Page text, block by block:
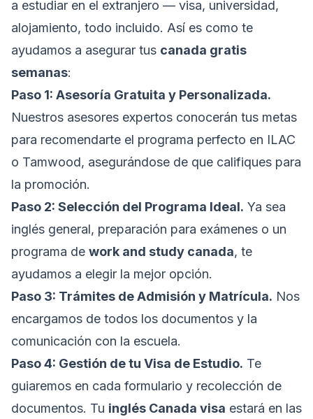
a estudiar en el extranjero — visa, universidad,
alojamiento, todo incluido. Así es como te
ayudamos a asegurar tus canada gratis
semanas:
Paso 1: Asesoría Gratuita y Personalizada.
Nuestros asesores expertos conocerán tus metas
para recomendarte el programa perfecto en ILAC
o Tamwood, asegurándose de que califiques para
la promoción.
Paso 2: Selección del Programa Ideal. Ya sea
inglés general, preparación para exámenes o un
programa de work and study canada, te
ayudamos a elegir la mejor opción.
Paso 3: Trámites de Admisión y Matrícula. Nos
encargamos de todos los documentos y la
comunicación con la escuela.
Paso 4: Gestión de tu Visa de Estudio. Te
guiaremos en cada formulario y recolección de
documentos. Tu inglés Canada visa estará en las